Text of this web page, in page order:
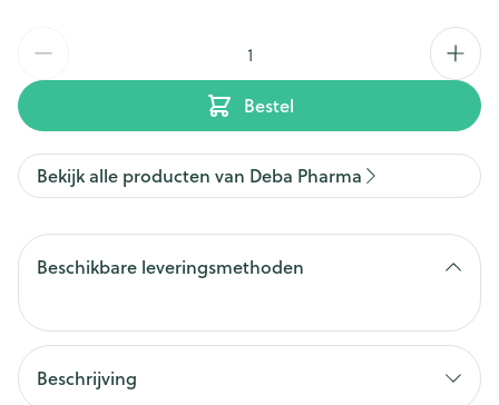
Bestel
Bekijk alle producten van Deba Pharma
Beschikbare leveringsmethoden
Beschrijving